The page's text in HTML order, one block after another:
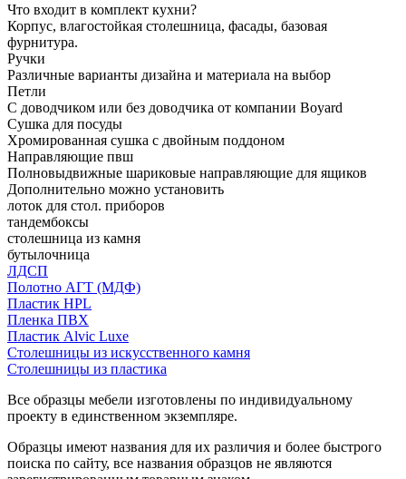
Что входит в комплект кухни?
Корпус, влагостойкая столешница, фасады, базовая
фурнитура.
Ручки
Различные варианты дизайна и материала на выбор
Петли
С доводчиком или без доводчика от компании Boyard
Сушка для посуды
Хромированная сушка с двойным поддоном
Направляющие пвш
Полновыдвижные шариковые направляющие для ящиков
Дополнительно можно установить
лоток для стол. приборов
тандембоксы
столешница из камня
бутылочница
ЛДСП
Полотно АГТ (МДФ)
Пластик HPL
Пленка ПВХ
Пластик Alvic Luxe
Столешницы из искусственного камня
Столешницы из пластика
Все образцы мебели изготовлены по индивидуальному
проекту в единственном экземпляре.
Образцы имеют названия для их различия и более быстрого
поиска по сайту, все названия образцов не являются